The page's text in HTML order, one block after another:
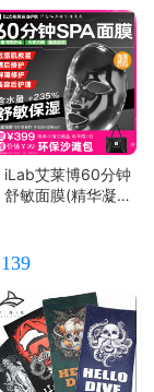
iLab艾莱博60分钟
舒敏面膜(精华凝
139